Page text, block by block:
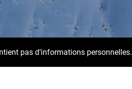
pas d’informations personnelles.